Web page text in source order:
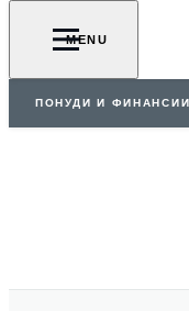
MENU
ПОНУДИ И ФИНАНСИИ